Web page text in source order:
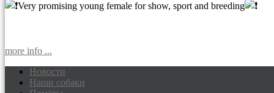
Very promising young female for show, sport and breeding
more info ...
Доберманы питомник Via Felicium,
Новости
Наши собаки